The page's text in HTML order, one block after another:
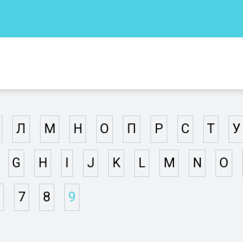
Л М Н О П Р С Т У
G H I J K L M N O
7 8 9